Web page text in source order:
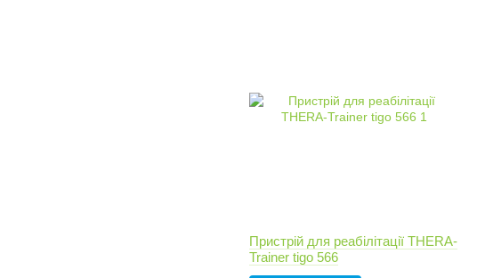
Пристрій для реабілітації THERA-
Trainer tigo 566